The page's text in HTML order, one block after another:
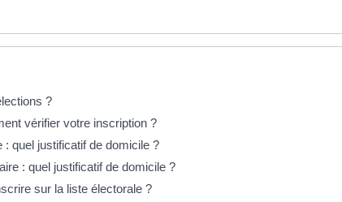
?
vérifier votre inscription ?
quel justificatif de domicile ?
: quel justificatif de domicile ?
sur la liste électorale ?